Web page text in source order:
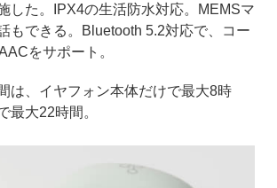
した。IPX4の生活防水対応。MEMSマ
もできる。Bluetooth 5.2対応で、コー
をサポート。
は、イヤフォン本体だけで最大8時
最大22時間。